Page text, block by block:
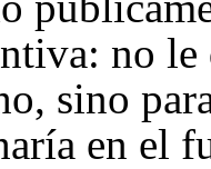
no
sino
en el